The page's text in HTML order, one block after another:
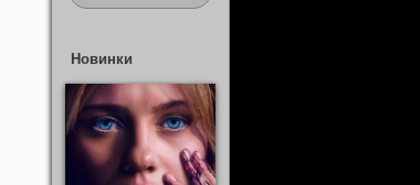
Новинки